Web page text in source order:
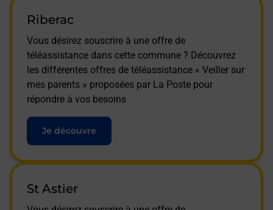
Riberac
Vous désirez souscrire à une offre de
téléassistance dans cette commune ? Découvrez
les différentes offres de téléassistance « Veiller sur
mes parents » proposées par La Poste pour
répondre à vos besoins
Je découvre
St Astier